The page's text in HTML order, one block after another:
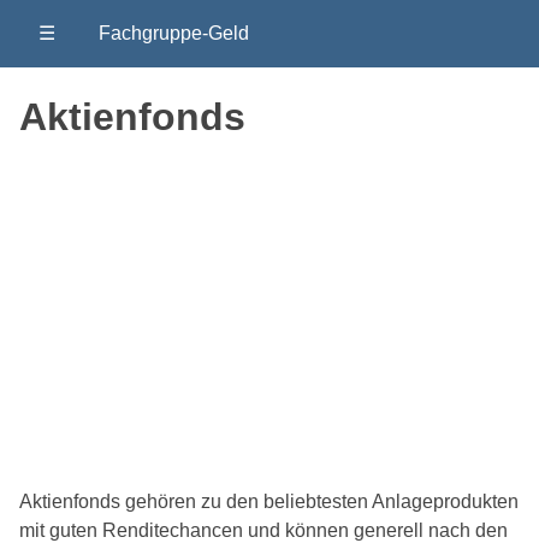
☰ Fachgruppe-Geld
Aktienfonds
Aktienfonds gehören zu den beliebtesten Anlageprodukten
mit guten Renditechancen und können generell nach den